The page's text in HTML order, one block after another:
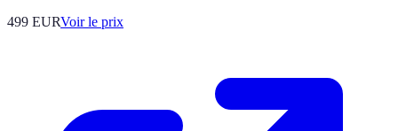
499 EURVoir le prix